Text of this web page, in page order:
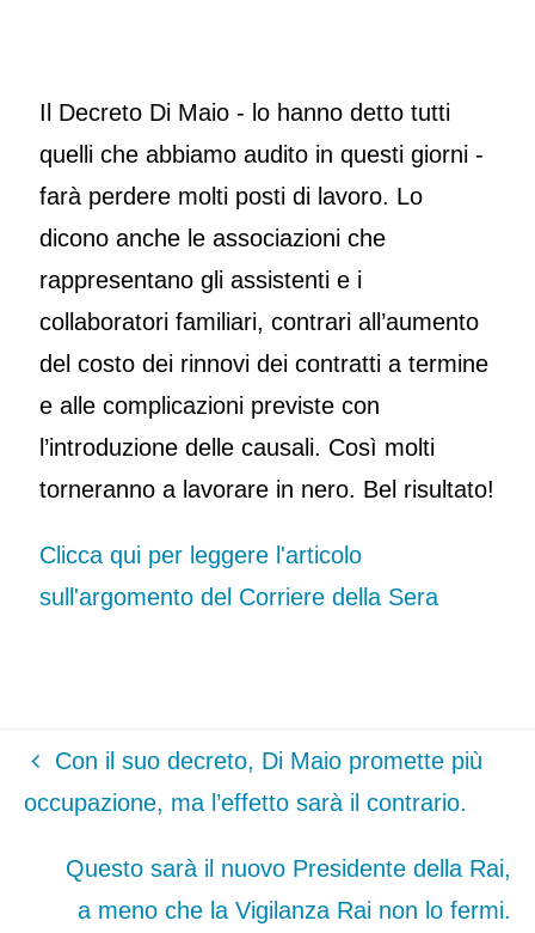
Il Decreto Di Maio - lo hanno detto tutti
quelli che abbiamo audito in questi giorni -
farà perdere molti posti di lavoro. Lo
dicono anche le associazioni che
rappresentano gli assistenti e i
collaboratori familiari, contrari all’aumento
del costo dei rinnovi dei contratti a termine
e alle complicazioni previste con
l’introduzione delle causali. Così molti
torneranno a lavorare in nero. Bel risultato!
Clicca qui per leggere l'articolo
sull'argomento del Corriere della Sera
Con il suo decreto, Di Maio promette più
occupazione, ma l’effetto sarà il contrario.
Questo sarà il nuovo Presidente della Rai,
a meno che la Vigilanza Rai non lo fermi.